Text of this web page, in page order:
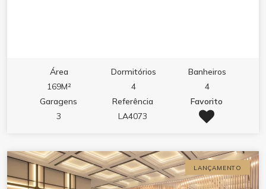
Área
169M²
Dormitórios
4
Banheiros
4
Garagens
3
Referência
LA4073
Favorito
LANÇAMENTO